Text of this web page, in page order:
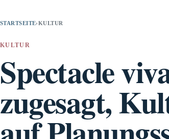
STARTSEITE›KULTUR
KULTUR
Spectacle
zugesagt,